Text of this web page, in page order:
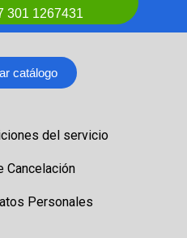
301 1267431
catálogo
del servicio
Cancelación
Personales